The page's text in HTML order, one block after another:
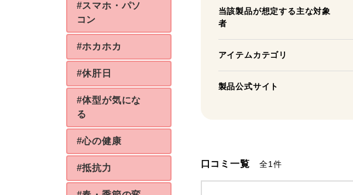
#スマホ・パソ
コン
#ホカホカ
#休肝日
#体型が気にな
る
#心の健康
#抵抗力
当該製品が想定する主な対象
者
アイテムカテゴリ
製品公式サイト
口コミ一覧 全1件